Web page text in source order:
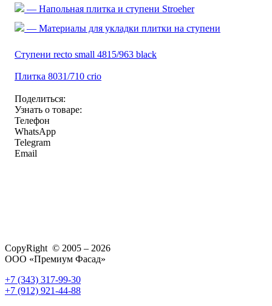
— Напольная плитка и ступени Stroeher
— Материалы для укладки плитки на ступени
Ступени recto small 4815/963 black
Плитка 8031/710 crio
Поделиться:
Узнать о товаре:
Телефон
WhatsApp
Telegram
Email
CopyRight © 2005 – 2026
ООО «Премиум Фасад»
+7 (343) 317-99-30
+7 (912) 921-44-88